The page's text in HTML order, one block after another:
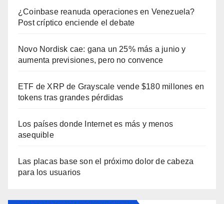
¿Coinbase reanuda operaciones en Venezuela?
Post críptico enciende el debate
Novo Nordisk cae: gana un 25% más a junio y
aumenta previsiones, pero no convence
ETF de XRP de Grayscale vende $180 millones en
tokens tras grandes pérdidas
Los países donde Internet es más y menos
asequible
Las placas base son el próximo dolor de cabeza
para los usuarios